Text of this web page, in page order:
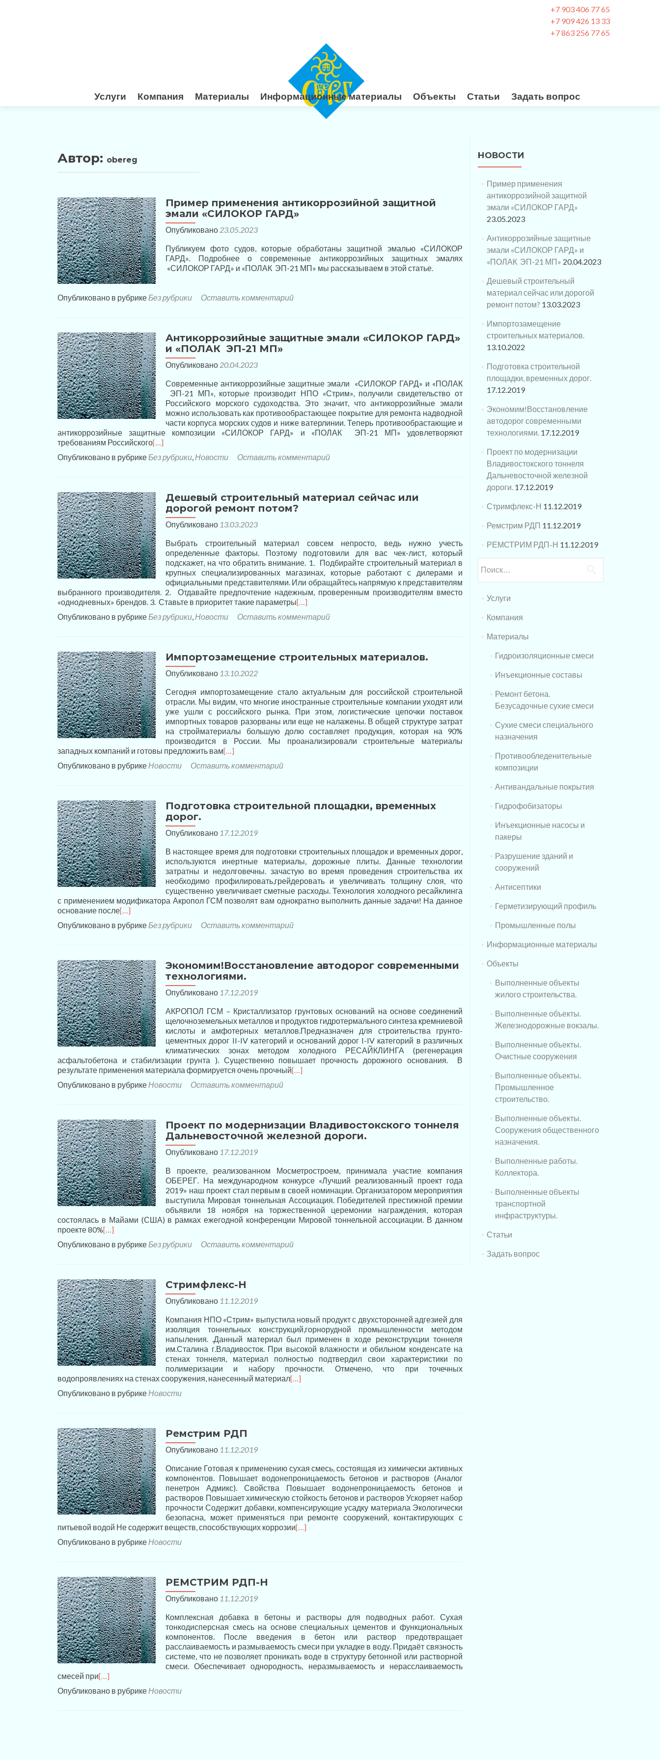
+7 903 406 77 65
+7 909 426 13 33
+7 863 256 77 65
Услуги Компания Материалы Информационные материалы Объекты Статьи Задать вопрос
Автор: obereg
Пример применения антикоррозийной защитной
эмали «СИЛОКОР ГАРД»
Опубликовано 23.05.2023
Публикуем фото судов, которые обработаны защитной эмалью «СИЛОКОР
ГАРД». Подробнее о современные антикоррозийных защитных эмалях
«СИЛОКОР ГАРД» и «ПОЛАК ЭП-21 МП» мы рассказываем в этой статье.
Опубликовано в рубрикеБез рубрики Оставить комментарий
Антикоррозийные защитные эмали «СИЛОКОР ГАРД»
и «ПОЛАК ЭП-21 МП»
Опубликовано 20.04.2023
Современные антикоррозийные защитные эмали «СИЛОКОР ГАРД» и «ПОЛАК
ЭП-21 МП», которые производит НПО «Стрим», получили свидетельство от
Российского морского судоходства. Это значит, что антикоррозийные эмали
можно использовать как противообрастающее покрытие для ремонта надводной
части корпуса морских судов и ниже ватерлинии. Теперь противообрастающие и
антикоррозийные защитные композиции «СИЛОКОР ГАРД» и «ПОЛАК ЭП-21 МП» удовлетворяют
требованиям Российского[…]
Опубликовано в рубрикеБез рубрики,Новости Оставить комментарий
Дешевый строительный материал сейчас или
дорогой ремонт потом?
Опубликовано 13.03.2023
Выбрать строительный материал совсем непросто, ведь нужно учесть
определенные факторы. Поэтому подготовили для вас чек-лист, который
подскажет, на что обратить внимание. 1. Подбирайте строительный материал в
крупных специализированных магазинах, которые работают с дилерами и
официальными представителями. Или обращайтесь напрямую к представителям
выбранного производителя. 2. Отдавайте предпочтение надежным, проверенным производителям вместо
«однодневных» брендов. 3. Ставьте в приоритет такие параметры[…]
Опубликовано в рубрикеБез рубрики,Новости Оставить комментарий
Импортозамещение строительных материалов.
Опубликовано 13.10.2022
Сегодня импортозамещение стало актуальным для российской строительной
отрасли. Мы видим, что многие иностранные строительные компании уходят или
уже ушли с российского рынка. При этом, логистические цепочки поставок
импортных товаров разорваны или еще не налажены. В общей структуре затрат
на стройматериалы большую долю составляет продукция, которая на 90%
производится в России. Мы проанализировали строительные материалы
западных компаний и готовы предложить вам[…]
Опубликовано в рубрикеНовости Оставить комментарий
Подготовка строительной площадки, временных
дорог.
Опубликовано 17.12.2019
В настоящее время для подготовки строительных площадок и временных дорог,
используются инертные материалы, дорожные плиты. Данные технологии
затратны и недолговечны. зачастую во время проведения строительства их
необходимо профилировать,грейдеровать и увеличивать толщину слоя, что
существенно увеличивает сметные расходы. Технология холодного ресайклинга
с применением модификатора Акропол ГСМ позволят вам однократно выполнить данные задачи! На данное
основание после[…]
Опубликовано в рубрикеБез рубрики Оставить комментарий
Экономим!Восстановление автодорог современными
технологиями.
Опубликовано 17.12.2019
АКРОПОЛ ГСМ – Кристаллизатор грунтовых оснований на основе соединений
щелочноземельных металлов и продуктов гидротермального синтеза кремниевой
кислоты и амфотерных металлов.Предназначен для строительства грунто-
цементных дорог II-IV категорий и оснований дорог I-IV категорий в различных
климатических зонах методом холодного РЕСАЙКЛИНГА (регенерация
асфальтобетона и стабилизации грунта ). Существенно повышает прочность дорожного основания. В
результате применения материала формируется очень прочный[…]
Опубликовано в рубрикеНовости Оставить комментарий
Проект по модернизации Владивостокского тоннеля
Дальневосточной железной дороги.
Опубликовано 17.12.2019
В проекте, реализованном Мосметростроем, принимала участие компания
ОБЕРЕГ. На международном конкурсе «Лучший реализованный проект года
2019» наш проект стал первым в своей номинации. Организатором мероприятия
выступила Мировая тоннельная Ассоциация. Победителей престижной премии
объявили 18 ноября на торжественной церемонии награждения, которая
состоялась в Майами (США) в рамках ежегодной конференции Мировой тоннельной ассоциации. В данном
проекте 80%[…]
Опубликовано в рубрикеБез рубрики Оставить комментарий
Стримфлекс-Н
Опубликовано 11.12.2019
Компания НПО «Стрим» выпустила новый продукт с двухсторонней адгезией для
изоляция тоннельных конструкций,горнорудной промышленности методом
напыления. .Данный материал был применен в ходе реконструкции тоннеля
им.Сталина г.Владивосток. При высокой влажности и обильном конденсате на
стенах тоннеля, материал полностью подтвердил свои характеристики по
полимеризации и набору прочности. Отмечено, что при точечных
водопроявлениях на стенах сооружения, нанесенный материал[…]
Опубликовано в рубрикеНовости
Ремстрим РДП
Опубликовано 11.12.2019
Описание Готовая к применению сухая смесь, состоящая из химически активных
компонентов. Повышает водонепроницаемость бетонов и растворов (Аналог
пенетрон Адмикс). Свойства Повышает водонепроницаемость бетонов и
растворов Повышает химическую стойкость бетонов и растворов Ускоряет набор
прочности Содержит добавки, компенсирующие усадку материала Экологически
безопасна, может применяться при ремонте сооружений, контактирующих с
питьевой водой Не содержит веществ, способствующих коррозии[…]
Опубликовано в рубрикеНовости
РЕМСТРИМ РДП-Н
Опубликовано 11.12.2019
Комплексная добавка в бетоны и растворы для подводных работ. Сухая
тонкодисперсная смесь на основе специальных цементов и функциональных
компонентов. После введения в бетон или раствор предотвращает
расслаиваемость и размываемость смеси при укладке в воду. Придаёт связность
системе, что не позволяет проникать воде в структуру бетонной или растворной
смеси. Обеспечивает однородность, неразмываемость и нерасслаиваемость
смесей при[…]
Опубликовано в рубрикеНовости
НОВОСТИ
Пример применения
антикоррозийной защитной
эмали «СИЛОКОР ГАРД»
23.05.2023
Антикоррозийные защитные
эмали «СИЛОКОР ГАРД» и
«ПОЛАК ЭП-21 МП» 20.04.2023
Дешевый строительный
материал сейчас или дорогой
ремонт потом? 13.03.2023
Импортозамещение
строительных материалов.
13.10.2022
Подготовка строительной
площадки, временных дорог.
17.12.2019
Экономим!Восстановление
автодорог современными
технологиями. 17.12.2019
Проект по модернизации
Владивостокского тоннеля
Дальневосточной железной
дороги. 17.12.2019
Стримфлекс-Н 11.12.2019
Ремстрим РДП 11.12.2019
РЕМСТРИМ РДП-Н 11.12.2019
Услуги
Компания
Материалы
Гидроизоляционные смеси
Инъекционные составы
Ремонт бетона.
Безусадочные сухие смеси
Сухие смеси специального
назначения
Противообледенительные
композиции
Антивандальные покрытия
Гидрофобизаторы
Инъекционные насосы и
пакеры
Разрушение зданий и
сооружений
Антисептики
Герметизирующий профиль
Промышленные полы
Информационные материалы
Объекты
Выполненные объекты
жилого строительства.
Выполненные объекты.
Железнодорожные вокзалы.
Выполненные объекты.
Очистные сооружения
Выполненные объекты.
Промышленное
строительство.
Выполненные объекты.
Сооружения общественного
назначения.
Выполненные работы.
Коллектора.
Выполненные объекты
транспортной
инфраструктуры.
Статьи
Задать вопрос